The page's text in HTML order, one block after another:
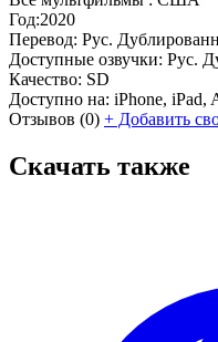
Год:2020
Перевод: Рус.
Доступные озвучки: Рус.
Качество: SD
Доступно на: iPhone, iPad,
Отзывов (0) + Добавить
Скачать также